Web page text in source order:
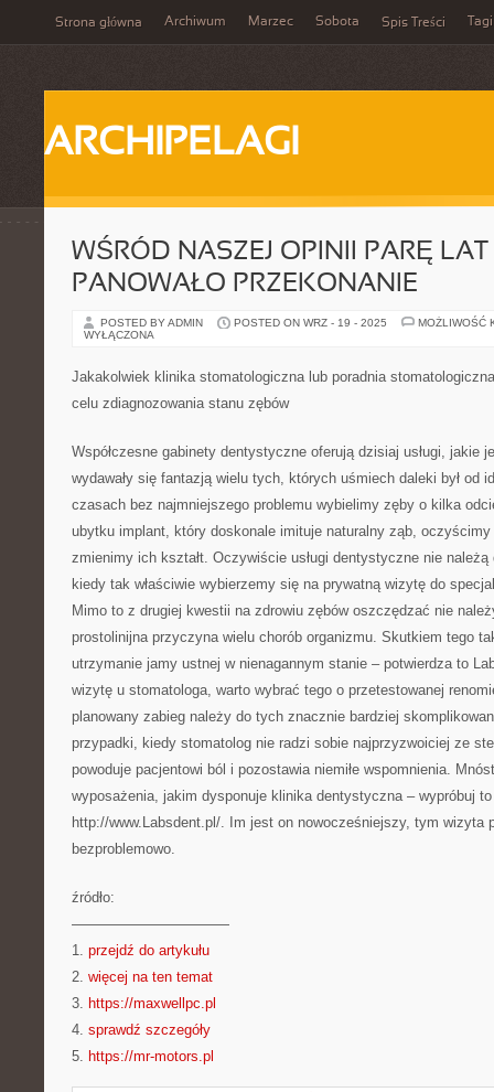
Strona główna Archiwum Marzec Sobota Spis Treści Tagi
ARCHIPELAGI
WŚRÓD NASZEJ OPINII PARĘ LAT
PANOWAŁO PRZEKONANIE
POSTED BY ADMIN POSTED ON WRZ - 19 - 2025
MOŻLIWOŚĆ
WYŁĄCZONA
Jakakolwiek klinika stomatologiczna lub poradnia
celu zdiagnozowania stanu zębów
Współczesne gabinety dentystyczne oferują dzisiaj usługi, jakie
wydawały się fantazją wielu tych, których uśmiech daleki był od
czasach bez najmniejszego problemu wybielimy zęby o kilka
ubytku implant, który doskonale imituje naturalny ząb,
zmienimy ich kształt. Oczywiście usługi dentystyczne nie
kiedy tak właściwie wybierzemy się na prywatną wizytę do
Mimo to z drugiej kwestii na zdrowiu zębów oszczędzać nie
prostolinijna przyczyna wielu chorób organizmu. Skutkiem tego
utrzymanie jamy ustnej w nienagannym stanie – potwierdza to
wizytę u stomatologa, warto wybrać tego o przetestowanej
planowany zabieg należy do tych znacznie bardziej
przypadki, kiedy stomatolog nie radzi sobie najprzyzwoiciej ze
powoduje pacjentowi ból i pozostawia niemiłe wspomnienia.
wyposażenia, jakim dysponuje klinika dentystyczna – wypróbuj
http://www.Labsdent.pl/. Im jest on nowocześniejszy, tym wizyta
bezproblemowo.
źródło:
———————————
1. przejdź do artykułu
2. więcej na ten temat
3. https://maxwellpc.pl
4. sprawdź szczegóły
5. https://mr-motors.pl